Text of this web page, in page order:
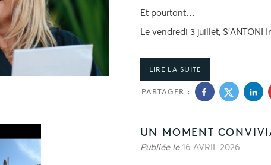
Et pourtant…
Le vendredi 3 juillet, S'ANTONI
LIRE LA SUITE
PARTAGER :
UN MOMENT
Publiée le16 AVRIL 2026